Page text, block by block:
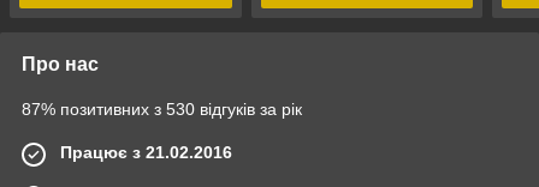
Про нас
87% позитивних з 530 відгуків за рік
Працює з 21.02.2016